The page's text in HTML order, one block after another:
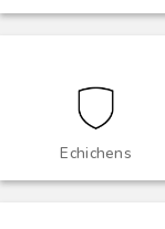
Echichens